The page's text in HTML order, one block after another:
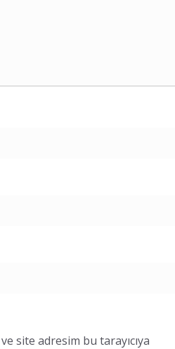
site adresim bu tarayıcıya